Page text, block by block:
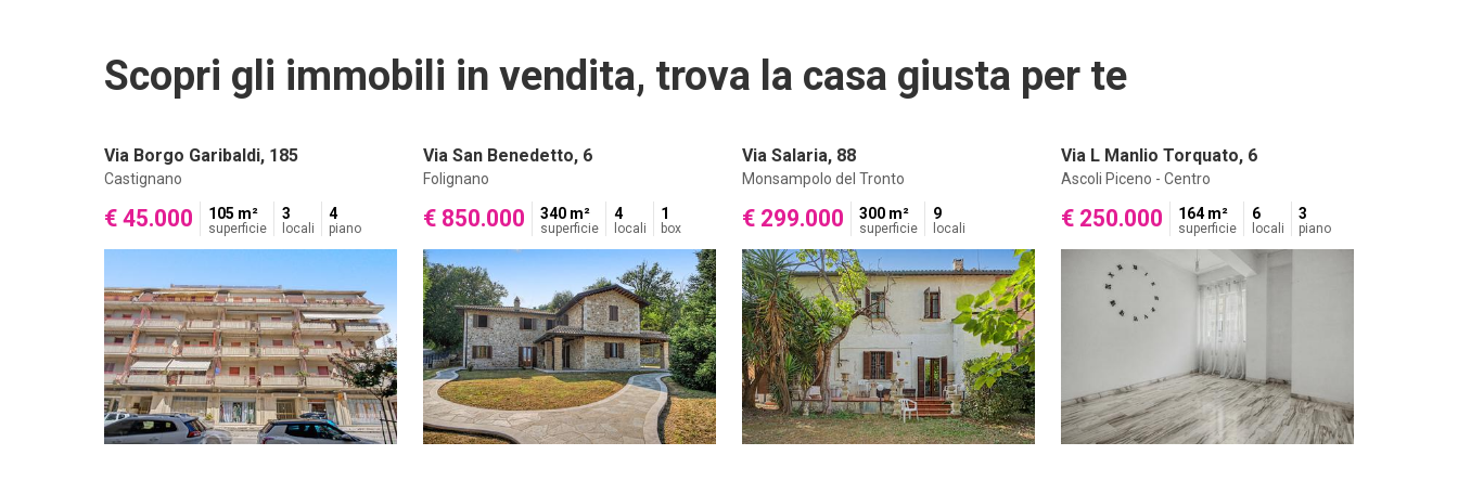
Scopri gli immobili in vendita, trova la casa giusta per te
Via Borgo Garibaldi, 185
Castignano
€ 45.000 105 m²
superficie
3
locali
4
piano
Via San Benedetto, 6
Folignano
€ 850.000 340 m²
superficie
4
locali
1
box
Via Salaria, 88
Monsampolo del Tronto
€ 299.000 300 m²
superficie
9
locali
Via L Manlio Torquato, 6
Ascoli Piceno - Centro
€ 250.000 164 m²
superficie
6
locali
3
piano